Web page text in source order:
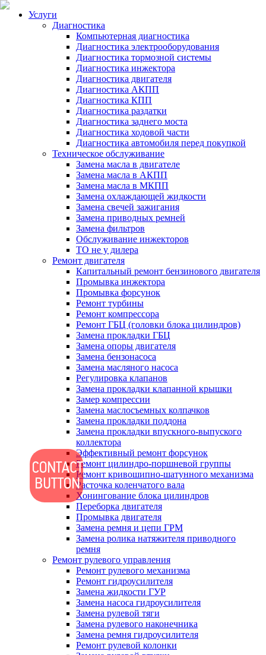
Услуги
Диагностика
Компьютерная диагностика
Диагностика электрооборудования
Диагностика тормозной системы
Диагностика инжектора
Диагностика двигателя
Диагностика АКПП
Диагностика КПП
Диагностика раздатки
Диагностика заднего моста
Диагностика ходовой части
Диагностика автомобиля перед покупкой
Техническое обслуживание
Замена масла в двигателе
Замена масла в АКПП
Замена масла в МКПП
Замена охлаждающей жидкости
Замена свечей зажигания
Замена приводных ремней
Замена фильтров
Обслуживание инжекторов
ТО не у дилера
Ремонт двигателя
Капитальный ремонт бензинового двигателя
Промывка инжектора
Промывка форсунок
Ремонт турбины
Ремонт компрессора
Ремонт ГБЦ (головки блока цилиндров)
Замена прокладки ГБЦ
Замена опоры двигателя
Замена бензонасоса
Замена масляного насоса
Регулировка клапанов
Замена прокладки клапанной крышки
Замер компрессии
Замена маслосъемных колпачков
Замена прокладки поддона
Замена прокладки впускного-выпуского
коллектора
Эффективный ремонт форсунок
Ремонт цилиндро-поршневой группы
Ремонт кривошипно-шатунного механизма
Расточка коленчатого вала
Хонингование блока цилиндров
Переборка двигателя
Промывка двигателя
Замена ремня и цепи ГРМ
Замена ролика натяжителя приводного
ремня
Ремонт рулевого управления
Ремонт рулевого механизма
Ремонт гидроусилителя
Замена жидкости ГУР
Замена насоса гидроусилителя
Замена рулевой тяги
Замена рулевого наконечника
Замена ремня гидроусилителя
Ремонт рулевой колонки